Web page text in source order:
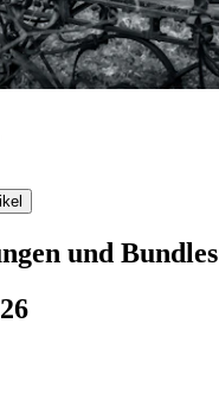
und Bundles